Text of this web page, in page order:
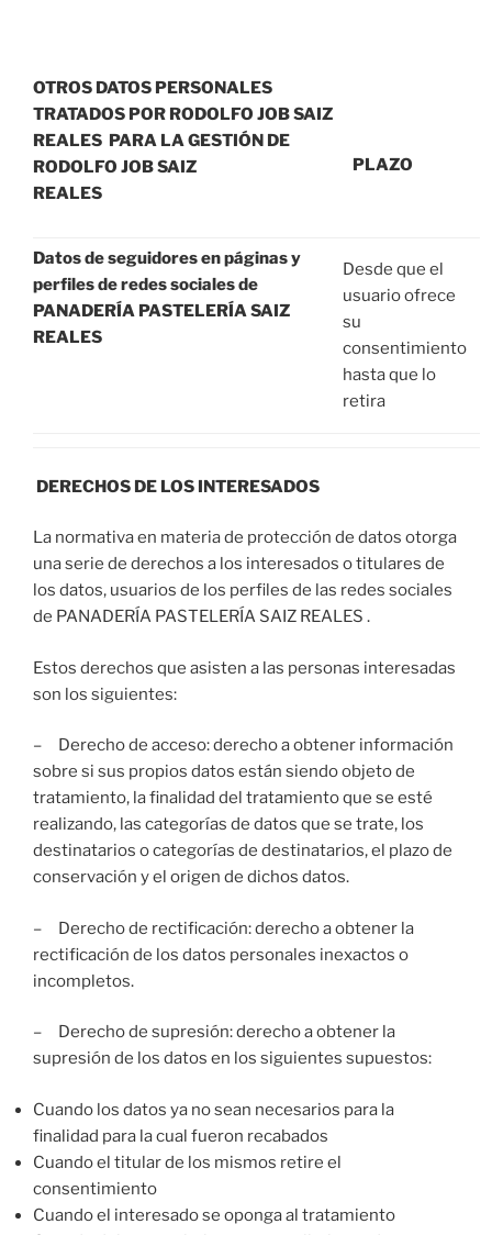
OTROS DATOS PERSONALES
TRATADOS POR RODOLFO JOB SAIZ
REALES PARA LA GESTIÓN DE
RODOLFO JOB SAIZ
REALES
PLAZO
Datos de seguidores en páginas y
perfiles de redes sociales de
PANADERÍA PASTELERÍA SAIZ
REALES
Desde que el
usuario ofrece
su
consentimiento
hasta que lo
retira
DERECHOS DE LOS INTERESADOS
La normativa en materia de protección de datos otorga
una serie de derechos a los interesados o titulares de
los datos, usuarios de los perfiles de las redes sociales
de PANADERÍA PASTELERÍA SAIZ REALES .
Estos derechos que asisten a las personas interesadas
son los siguientes:
– Derecho de acceso: derecho a obtener información
sobre si sus propios datos están siendo objeto de
tratamiento, la finalidad del tratamiento que se esté
realizando, las categorías de datos que se trate, los
destinatarios o categorías de destinatarios, el plazo de
conservación y el origen de dichos datos.
– Derecho de rectificación: derecho a obtener la
rectificación de los datos personales inexactos o
incompletos.
– Derecho de supresión: derecho a obtener la
supresión de los datos en los siguientes supuestos:
Cuando los datos ya no sean necesarios para la
finalidad para la cual fueron recabados
Cuando el titular de los mismos retire el
consentimiento
Cuando el interesado se oponga al tratamiento